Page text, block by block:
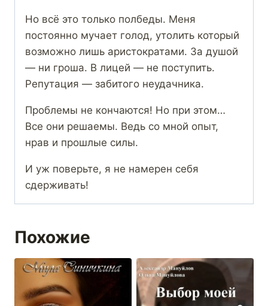
Но всё это только полбеды. Меня
постоянно мучает голод, утолить который
возможно лишь аристократами. За душой
— ни гроша. В лицей — не поступить.
Репутация — забитого неудачника.
Проблемы не кончаются! Но при этом…
Все они решаемы. Ведь со мной опыт,
нрав и прошлые силы.
И уж поверьте, я не намерен себя
сдерживать!
Похожие